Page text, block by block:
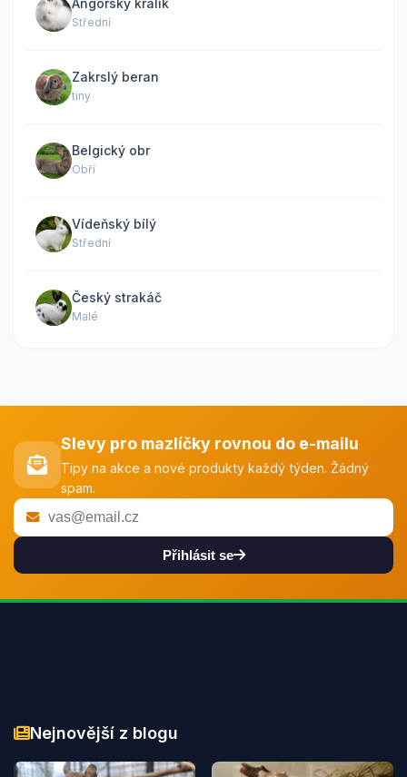
Angorský králík
Střední
Zakrslý beran
tiny
Belgický obr
Obří
Vídeňský bílý
Střední
Český strakáč
Malé
Slevy pro mazlíčky rovnou do e-mailu
Tipy na akce a nové produkty každý týden. Žádný
spam.
Přihlásit se
Nejnovější z blogu